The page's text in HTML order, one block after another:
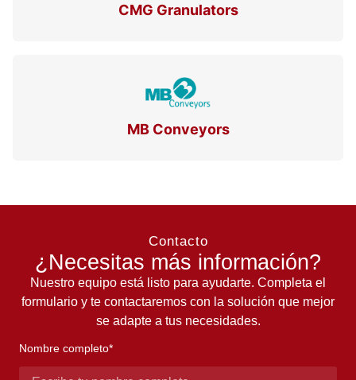
CMG Granulators
MB Conveyors
Contacto
¿Necesitas más información?
Nuestro equipo está listo para ayudarte. Completa el
formulario y te contactaremos con la solución que mejor
se adapte a tus necesidades.
Nombre completo*